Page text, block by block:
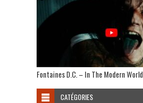
Fontaines D.C. – In The Modern World
CATÉGORIES